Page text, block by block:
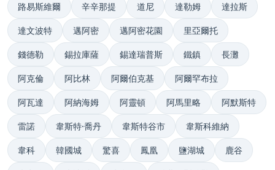
路易斯維爾 辛辛那提 道尼 達勒姆 達拉斯
達文波特 邁阿密 邁阿密花園 里亞爾托
錢德勒 錫拉庫薩 錫達瑞普斯 鐵鎮 長灘
阿克倫 阿比林 阿爾伯克基 阿爾罕布拉
阿瓦達 阿納海姆 阿靈頓 阿馬里略 阿默斯特
雷諾 韋斯特·喬丹 韋斯特谷市 韋斯科維納
韋科 韓國城 驚喜 鳳凰 鹽湖城 鹿谷